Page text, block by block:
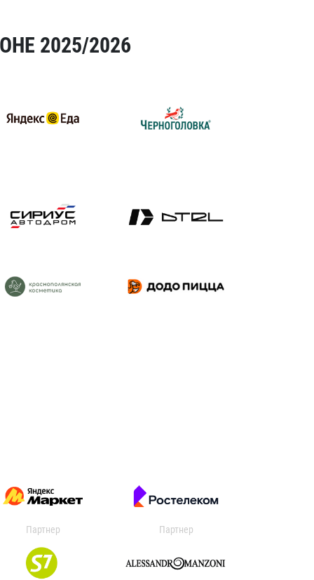
2025/2026
Партнер Партнер